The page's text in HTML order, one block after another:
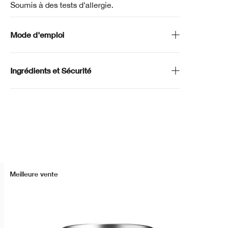
Soumis à des tests d’allergie.
Mode d'emploi
Ingrédients et Sécurité
Meilleure vente